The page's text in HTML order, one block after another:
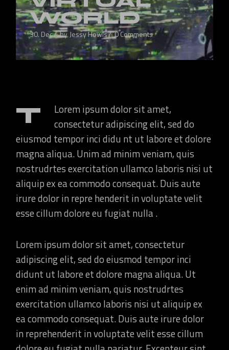
WORLD
30. Dec by Jessy Howls 0 Comments
T
Lorem ipsum dolor sit amet,
consectetur adipiscing elit, sed do
eiusmod tempor inci didu nt ut labore et dolore
magna aliqua. Unim ad minim veniam, quis
nostrudrtes exercitation ullamco laboris nisi ut
aliquip ex ea commodo consequat. Duis aute
irure dolor in repre henderit in voluptate velit
esse cillum dolore eu fugiat nulla .
Lorem ipsum dolor sit amet, consectetur
adipiscing elit, sed do eiusmod tempor inci
didunt ut labore et dolore magna aliqua. Ut
enim ad minim veniam, quis nostrudrtes
exercitation ullamco laboris nisi ut aliquip ex
ea commodo consequat. Duis aute irure dolor
in reprehenderit in voluptate velit esse cillum